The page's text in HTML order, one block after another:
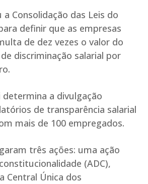
Consolidação das Leis do
definir que as empresas
de dez vezes o valor do
discriminação salarial por
determina a divulgação
de transparência salarial
mais de 100 empregados.
três ações: uma ação
(ADC),
Central Única dos